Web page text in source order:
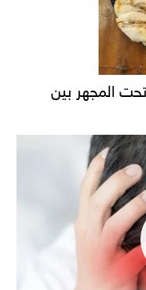
المجهر بين